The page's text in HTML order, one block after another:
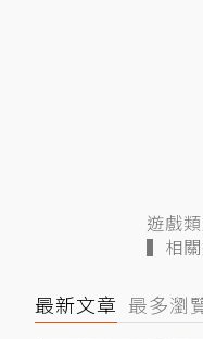
遊戲
▍相關
最新文章 最多瀏